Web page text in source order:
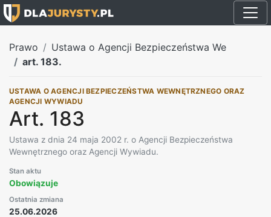
Prawo
Ustawa o Agencji Bezpieczeństwa We
art. 183.
USTAWA O AGENCJI BEZPIECZEŃSTWA WEWNĘTRZNEGO ORAZ
AGENCJI WYWIADU
Art. 183
Ustawa z dnia 24 maja 2002 r. o Agencji Bezpieczeństwa
Wewnętrznego oraz Agencji Wywiadu.
Stan aktu
Obowiązuje
Ostatnia zmiana
25.06.2026